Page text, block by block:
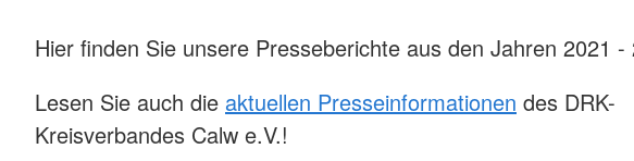
Hier finden Sie unsere Presseberichte aus den Jahren 2021 -
Lesen Sie auch die aktuellen Presseinformationen des DRK-
Kreisverbandes Calw e.V.!